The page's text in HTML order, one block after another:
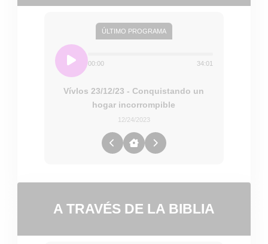
ÚLTIMO PROGRAMA
00:00 34:01
Vívlos 23/12/23 - Conquistando un
hogar incorrompible
12/24/2023
A TRAVÉS DE LA BIBLIA